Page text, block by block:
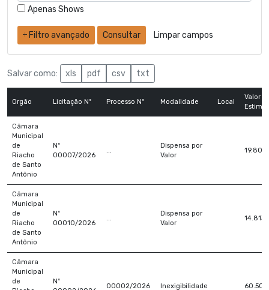
Apenas Shows
Filtro avançado Consultar Limpar campos
Salvar como: xls pdf csv txt
Orgão Licitação Nº Processo Nº Modalidade Local
Valor
Câmara
Municipal
de
Riacho
de Santo
Antônio
Nº
00007/2026
...
Dispensa por
Valor
Câmara
Municipal
de
Riacho
de Santo
Antônio
Nº
00010/2026
...
Dispensa por
Valor
Câmara
Municipal
de
Nº
00002/2026 Inexigibilidade